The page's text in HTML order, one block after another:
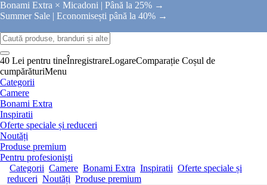
Bonami Extra × Micadoni | Până la 25% →
Summer Sale | Economisești până la 40% →
40 Lei pentru tineÎnregistrareLogareComparație Coșul de
cumpărăturiMenu
Categorii
Camere
Bonami Extra
Inspiratii
Oferte speciale și reduceri
Noutăți
Produse premium
Pentru profesioniști
Categorii Camere Bonami Extra Inspiratii Oferte speciale și
reduceri Noutăți Produse premium